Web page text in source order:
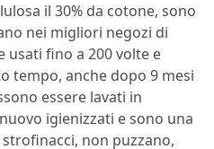
il 30% da cotone, sono
nei migliori negozi di
usati fino a 200 volte e
tempo, anche dopo 9 mesi
essere lavati in
igienizzati e sono una
non puzzano,